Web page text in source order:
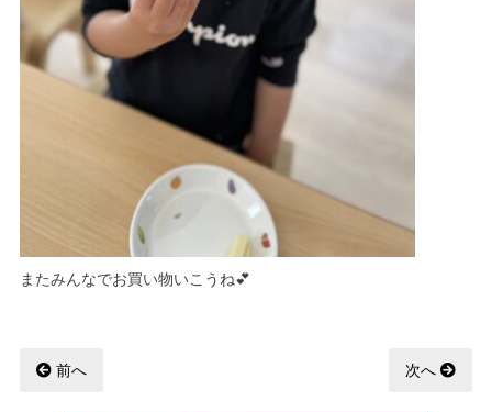
またみんなでお買い物いこうね💕
前へ 次へ